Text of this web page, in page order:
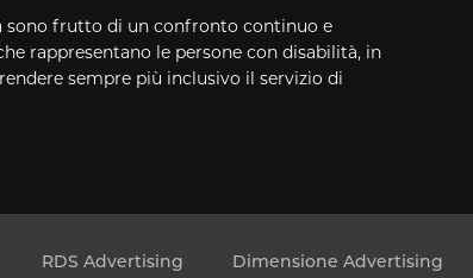
sono frutto di un confronto continuo e
rappresentano le persone con disabilità, in
sempre più inclusivo il servizio di
RDS Advertising Dimensione Advertising